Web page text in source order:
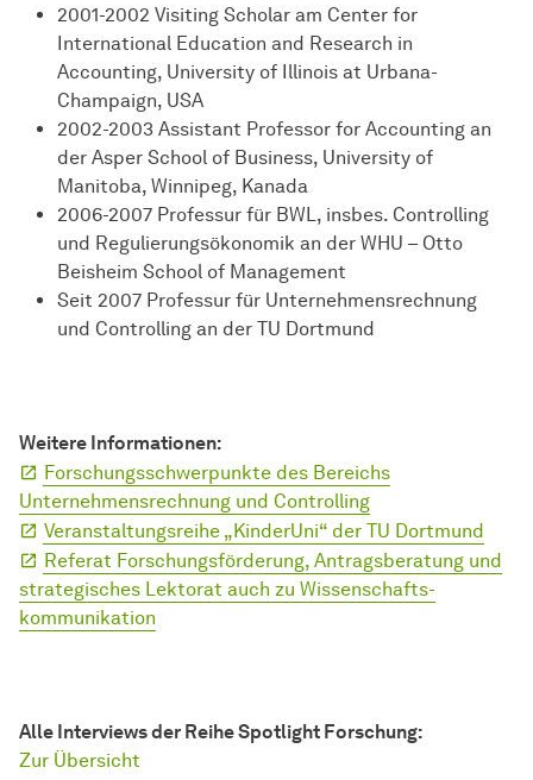
2001-2002 Visiting Scholar am Center for
International Education and Research in
Accounting, University of Illinois at Urbana-
Champaign, USA
2002-2003 Assistant Professor for Accounting an
der Asper School of Business, University of
Manitoba, Winnipeg, Kanada
2006-2007 Professur für BWL, insbes. Controlling
und Regulierungsökonomik an der WHU – Otto
Beisheim School of Management
Seit 2007 Professur für Unternehmensrechnung
und Controlling an der TU Dortmund
Weitere Informationen:
Forschungsschwerpunkte des Bereichs
Unternehmensrechnung und Controlling
Veranstaltungsreihe „KinderUni“ der TU Dortmund
Referat Forschungsförderung, Antragsberatung und
strategisches Lektorat auch zu Wissen­schafts­
kommunikation
Alle Interviews der Reihe Spotlight For­schung:
Zur Übersicht